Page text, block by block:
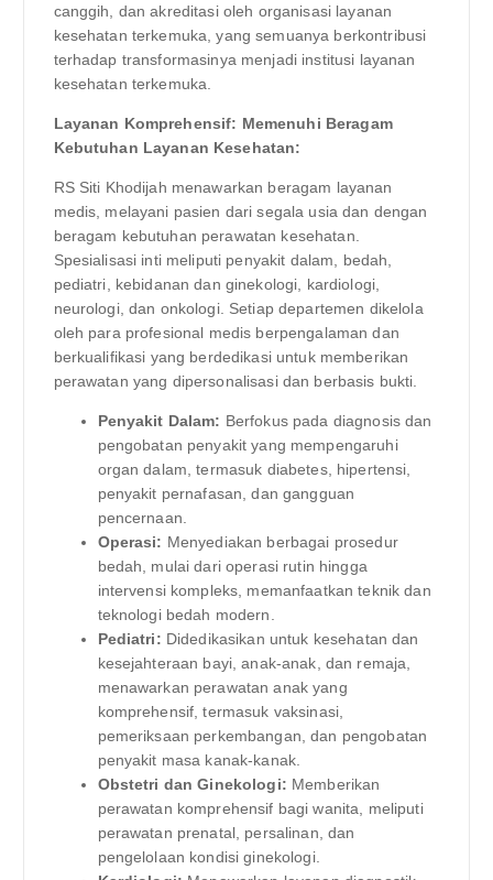
canggih, dan akreditasi oleh organisasi layanan
kesehatan terkemuka, yang semuanya berkontribusi
terhadap transformasinya menjadi institusi layanan
kesehatan terkemuka.
Layanan Komprehensif: Memenuhi Beragam
Kebutuhan Layanan Kesehatan:
RS Siti Khodijah menawarkan beragam layanan
medis, melayani pasien dari segala usia dan dengan
beragam kebutuhan perawatan kesehatan.
Spesialisasi inti meliputi penyakit dalam, bedah,
pediatri, kebidanan dan ginekologi, kardiologi,
neurologi, dan onkologi. Setiap departemen dikelola
oleh para profesional medis berpengalaman dan
berkualifikasi yang berdedikasi untuk memberikan
perawatan yang dipersonalisasi dan berbasis bukti.
Penyakit Dalam: Berfokus pada diagnosis dan
pengobatan penyakit yang mempengaruhi
organ dalam, termasuk diabetes, hipertensi,
penyakit pernafasan, dan gangguan
pencernaan.
Operasi: Menyediakan berbagai prosedur
bedah, mulai dari operasi rutin hingga
intervensi kompleks, memanfaatkan teknik dan
teknologi bedah modern.
Pediatri: Didedikasikan untuk kesehatan dan
kesejahteraan bayi, anak-anak, dan remaja,
menawarkan perawatan anak yang
komprehensif, termasuk vaksinasi,
pemeriksaan perkembangan, dan pengobatan
penyakit masa kanak-kanak.
Obstetri dan Ginekologi: Memberikan
perawatan komprehensif bagi wanita, meliputi
perawatan prenatal, persalinan, dan
pengelolaan kondisi ginekologi.